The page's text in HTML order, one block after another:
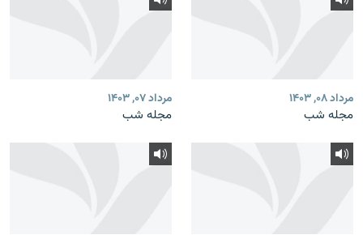
مرداد ۰۸, ۱۴۰۳
مجله شب
مرداد ۰۷, ۱۴۰۳
مجله شب